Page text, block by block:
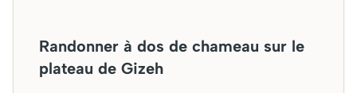
Randonner à dos de chameau sur le
plateau de Gizeh